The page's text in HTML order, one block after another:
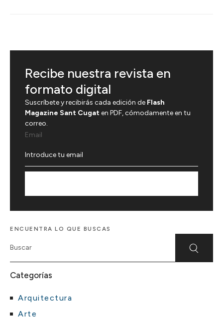
Recibe nuestra revista en
formato digital
Suscríbete y recibirás cada edición de Flash
Magazine Sant Cugaten PDF, cómodamente en tu
correo.
Email
ENCUENTRA LO QUE BUSCAS
Categorías
Arquitectura
Arte